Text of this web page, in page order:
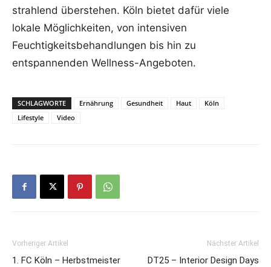
strahlend überstehen. Köln bietet dafür viele
lokale Möglichkeiten, von intensiven
Feuchtigkeitsbehandlungen bis hin zu
entspannenden Wellness-Angeboten.
SCHLAGWORTE Ernährung Gesundheit Haut
Köln
Lifestyle
Video
Vorheriger Artikel
1. FC Köln – Herbstmeister
Nächster Artikel
DT25 – Interior Design Days